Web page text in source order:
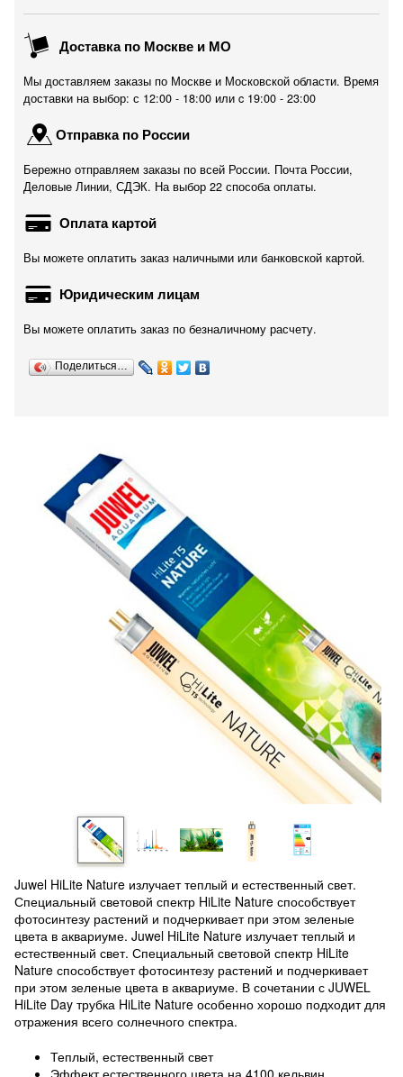
Доставка по Москве и МО
Мы доставляем заказы по Москве и Московской области. Время
доставки на выбор: с 12:00 - 18:00 или c 19:00 - 23:00
Отправка по России
Бережно отправляем заказы по всей России. Почта России,
Деловые Линии, СДЭК. На выбор 22 способа оплаты.
Оплата картой
Вы можете оплатить заказ наличными или банковской картой.
Юридическим лицам
Вы можете оплатить заказ по безналичному расчету.
Поделиться…
Juwel HiLite Nature излучает теплый и естественный свет.
Специальный световой спектр HiLite Nature способствует
фотосинтезу растений и подчеркивает при этом зеленые
цвета в аквариуме. Juwel HiLite Nature излучает теплый и
естественный свет. Специальный световой спектр HiLite
Nature способствует фотосинтезу растений и подчеркивает
при этом зеленые цвета в аквариуме. В сочетании с JUWEL
HiLite Day трубка HiLite Nature особенно хорошо подходит для
отражения всего солнечного спектра.
Теплый, естественный свет
Эффект естественного цвета на 4100 кельвин